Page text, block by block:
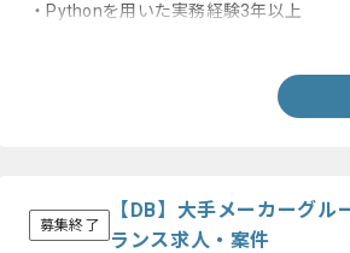
・Pythonを用いた実務経験3年以上
募集終了
【DB】大手メーカーグル
ランス求人・案件